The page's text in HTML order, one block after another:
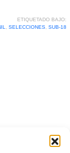
ETIQUETADO BAJO:
SELECCIONES, SUB-18